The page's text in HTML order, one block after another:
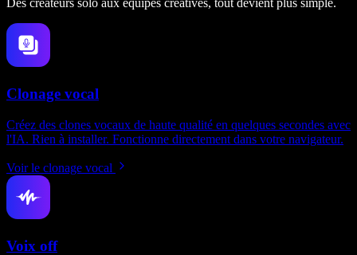
Des créateurs solo aux équipes créatives, tout devient plus simple.
Clonage vocal
Créez des clones vocaux de haute qualité en quelques secondes avec
l'IA. Rien à installer. Fonctionne directement dans votre navigateur.
Voir le clonage vocal
Voix off